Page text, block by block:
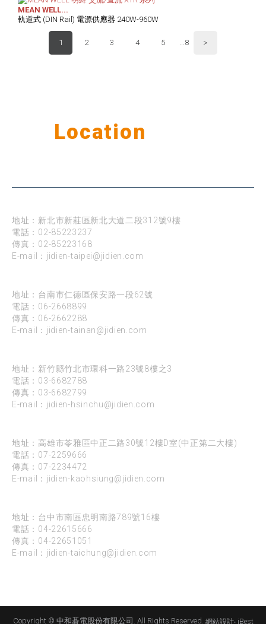
MEAN WELL...
軌道式 (DIN Rail) 電源供應器 240W-960W
1 2 3 4 5 ...8 >
Location
地址：新北市新莊區新北大道二段312號9樓
電話： 02-85223237
傳真：02-85223168
E-mail： jidien-taipei@jidien.com
地址：台南市仁德區保安路一段62號
電話： 06-2668899
傳真：06-2662288
E-mail： jidien-tainan@jidien.com
地址：新竹縣竹北市環科一路23號8樓之3
電話： 03-6682788
傳真：03-6682799
E-mail： jidien-hsinchu@jidien.com
地址：高雄市苓雅區中正二路30號12樓D室(中正第二大樓)
電話： 07-2259666
傳真：07-2234472
E-mail： jidien-kaohsiung@jidien.com
地址：台中市南區忠明南路789號16樓
電話： 04-22615666
傳真：04-22651051
E-mail： jidien-taichung@jidien.com
Copyright © 中和碁電股份有限公司. All Rights Reserved. 網站設計‧ iBest